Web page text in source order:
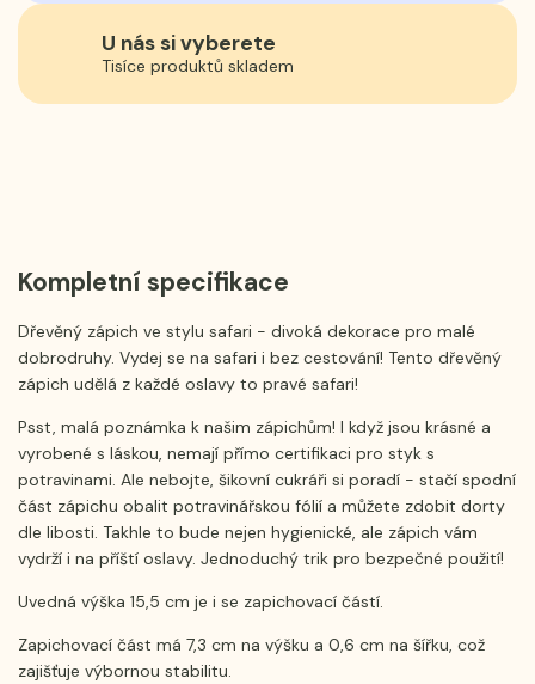
U nás si vyberete
Tisíce produktů skladem
Kompletní specifikace
Dřevěný zápich ve stylu safari - divoká dekorace pro malé
dobrodruhy. Vydej se na safari i bez cestování! Tento dřevěný
zápich udělá z každé oslavy to pravé safari!
Psst, malá poznámka k našim zápichům! I když jsou krásné a
vyrobené s láskou, nemají přímo certifikaci pro styk s
potravinami. Ale nebojte, šikovní cukráři si poradí - stačí spodní
část zápichu obalit potravinářskou fólií a můžete zdobit dorty
dle libosti. Takhle to bude nejen hygienické, ale zápich vám
vydrží i na příští oslavy. Jednoduchý trik pro bezpečné použití!
Uvedná výška 15,5 cm je i se zapichovací částí.
Zapichovací část má 7,3 cm na výšku a 0,6 cm na šířku, což
zajišťuje výbornou stabilitu.